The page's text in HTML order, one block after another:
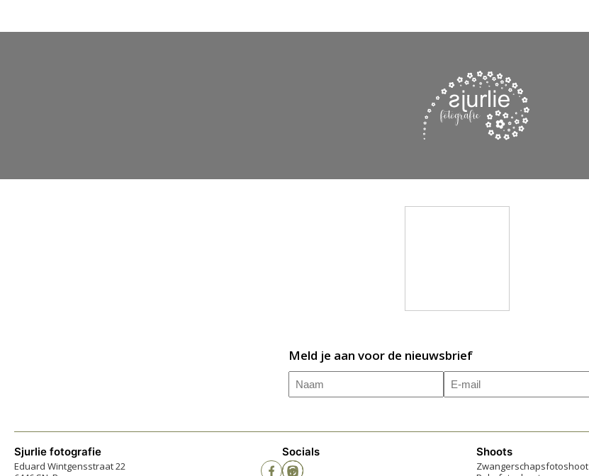
Meld je aan voor de nieuwsbrief
Naam
E-
mailadres(Vereist)
Sjurlie fotografie
Eduard Wintgensstraat 22
Socials Shoots
Zwangerschapsfotoshoot